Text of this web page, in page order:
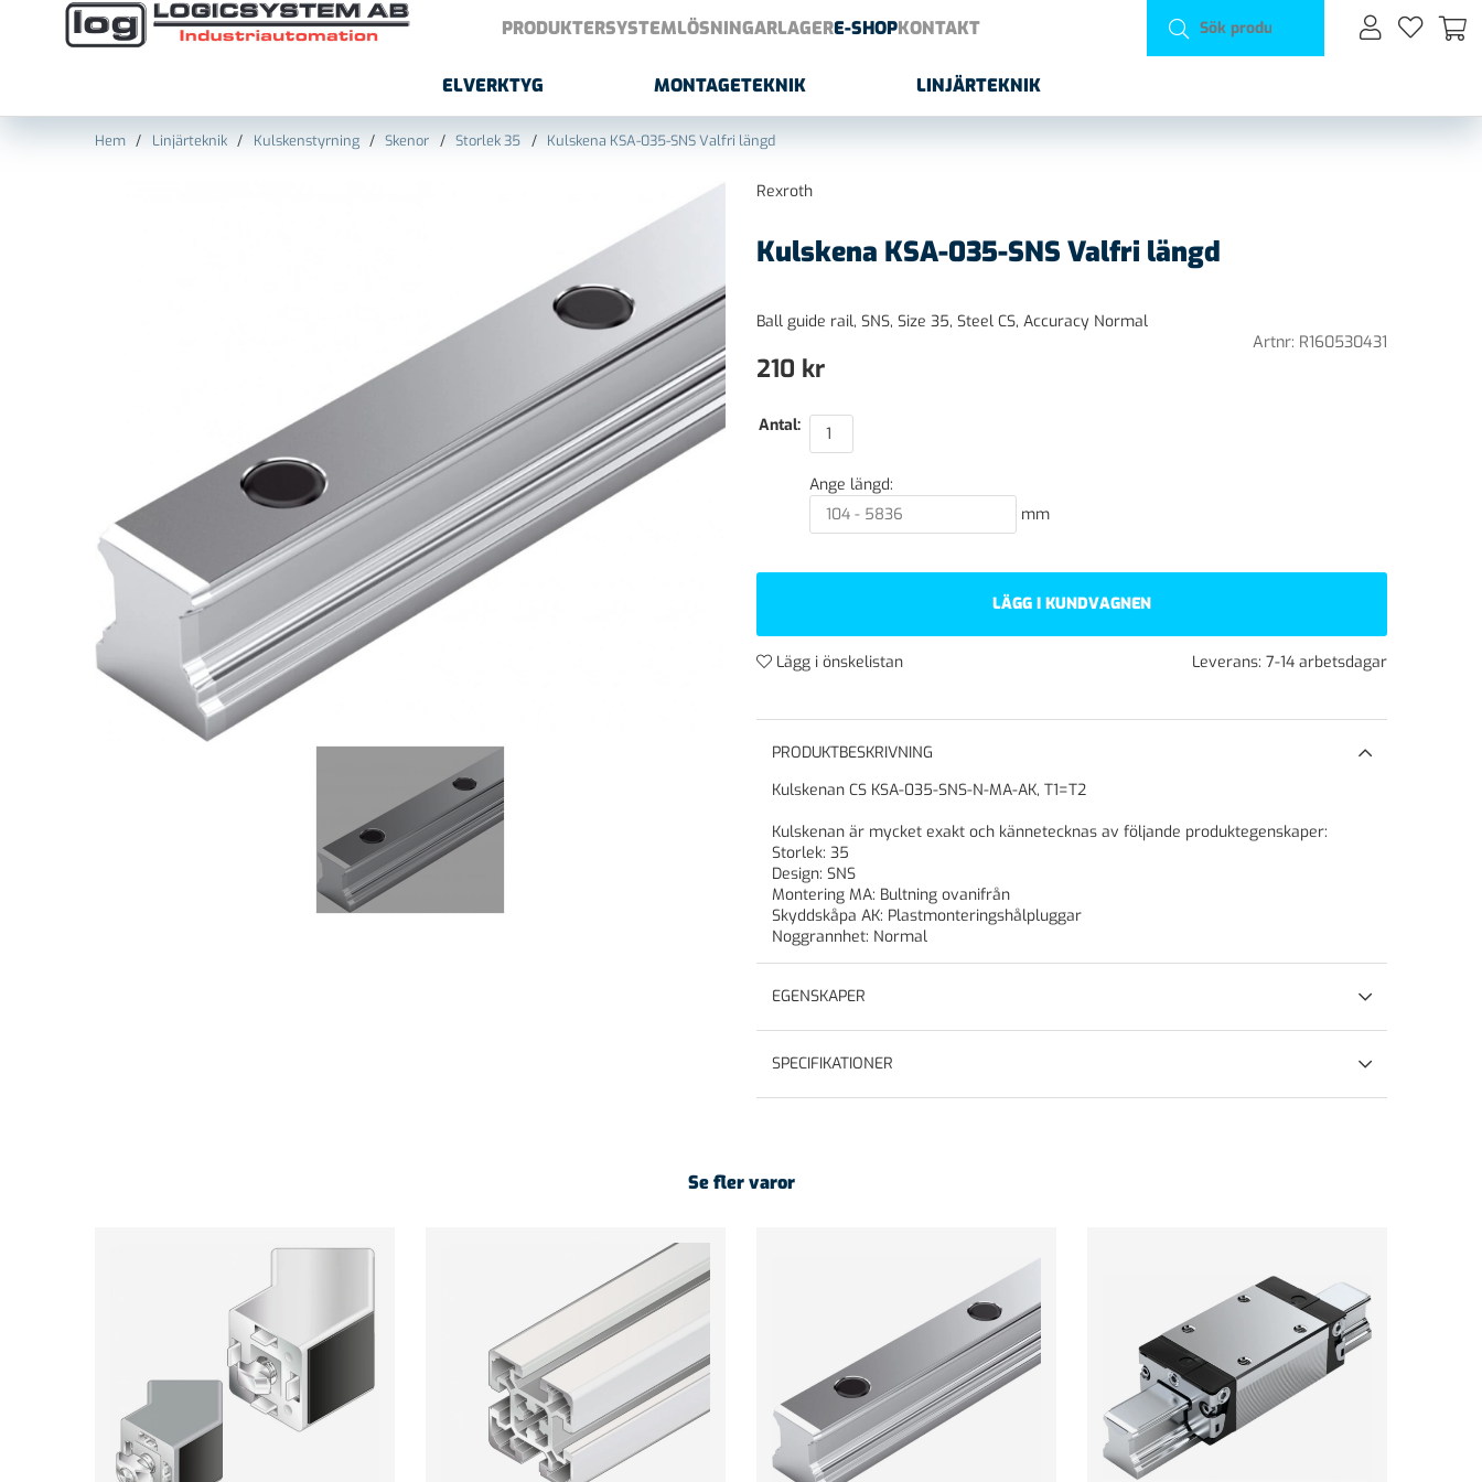
PRODUKTERSYSTEMLÖSNINGARLAGERE-SHOPKONTAKT
ELVERKTYG MONTAGETEKNIK LINJÄRTEKNIK
Hem Linjärteknik Kulskenstyrning Skenor Storlek 35 Kulskena KSA-035-SNS Valfri längd
Rexroth
Kulskena KSA-035-SNS Valfri längd
Ball guide rail, SNS, Size 35, Steel CS, Accuracy Normal
Artnr: R160530431
210 kr
Antal:
Ange längd:
mm
LÄGG I KUNDVAGNEN
Lägg i önskelistan Leverans: 7-14 arbetsdagar
PRODUKTBESKRIVNING
Kulskenan CS KSA-035-SNS-N-MA-AK, T1=T2
Kulskenan är mycket exakt och kännetecknas av följande produktegenskaper:
Storlek: 35
Design: SNS
Montering MA: Bultning ovanifrån
Skyddskåpa AK: Plastmonteringshålpluggar
Noggrannhet: Normal
EGENSKAPER
SPECIFIKATIONER
Se fler varor